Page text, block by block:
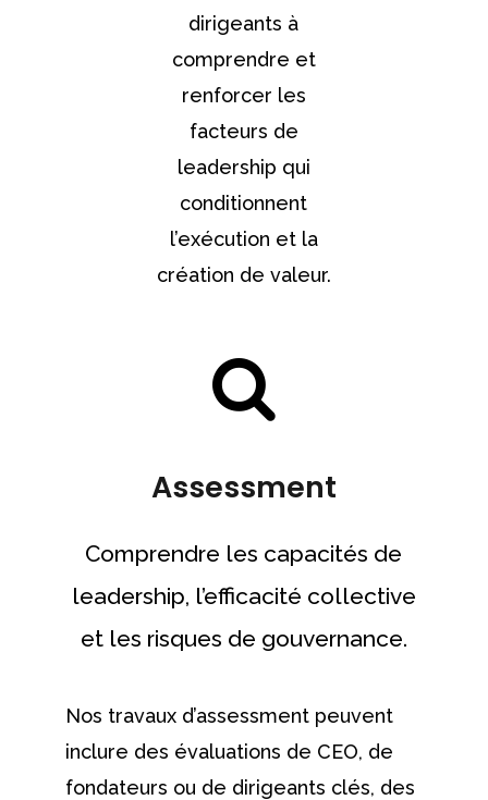
dirigeants à
comprendre et
renforcer les
facteurs de
leadership qui
conditionnent
l’exécution et la
création de valeur.
Assessment
Comprendre les capacités de
leadership, l’efficacité collective
et les risques de gouvernance.
Nos travaux d’assessment peuvent
inclure des évaluations de CEO, de
fondateurs ou de dirigeants clés, des